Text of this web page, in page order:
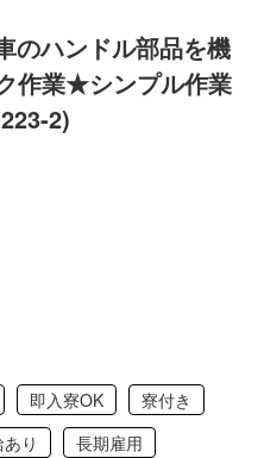
のハンドル部品を機
作業★シンプル作業
2)
即入寮OK
寮付き
り
長期雇用